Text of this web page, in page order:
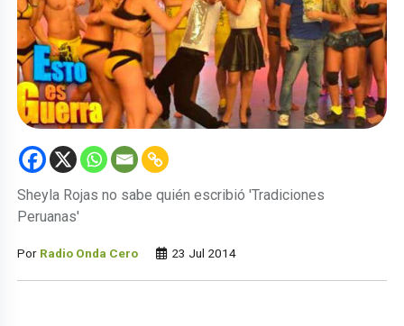
Sheyla Rojas no sabe quién escribió 'Tradiciones
Peruanas'
Por Radio Onda Cero 23 Jul 2014